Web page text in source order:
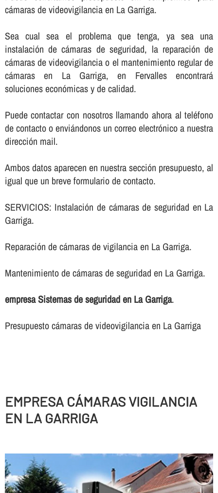
cámaras de videovigilancia en La Garriga.
Sea cual sea el problema que tenga, ya sea una
instalación de cámaras de seguridad, la reparación de
cámaras de videovigilancia o el mantenimiento regular de
cámaras en La Garriga, en Fervalles encontrará
soluciones económicas y de calidad.
Puede contactar con nosotros llamando ahora al teléfono
de contacto o enviándonos un correo electrónico a nuestra
dirección mail.
Ambos datos aparecen en nuestra sección presupuesto, al
igual que un breve formulario de contacto.
SERVICIOS: Instalación de cámaras de seguridad en La
Garriga.
Reparación de cámaras de vigilancia en La Garriga.
Mantenimiento de cámaras de seguridad en La Garriga.
empresa Sistemas de seguridad en La Garriga.
Presupuesto cámaras de videovigilancia en La Garriga
EMPRESA CÁMARAS VIGILANCIA
EN LA GARRIGA